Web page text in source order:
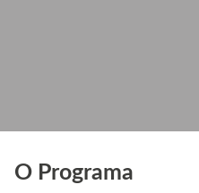
O Programa